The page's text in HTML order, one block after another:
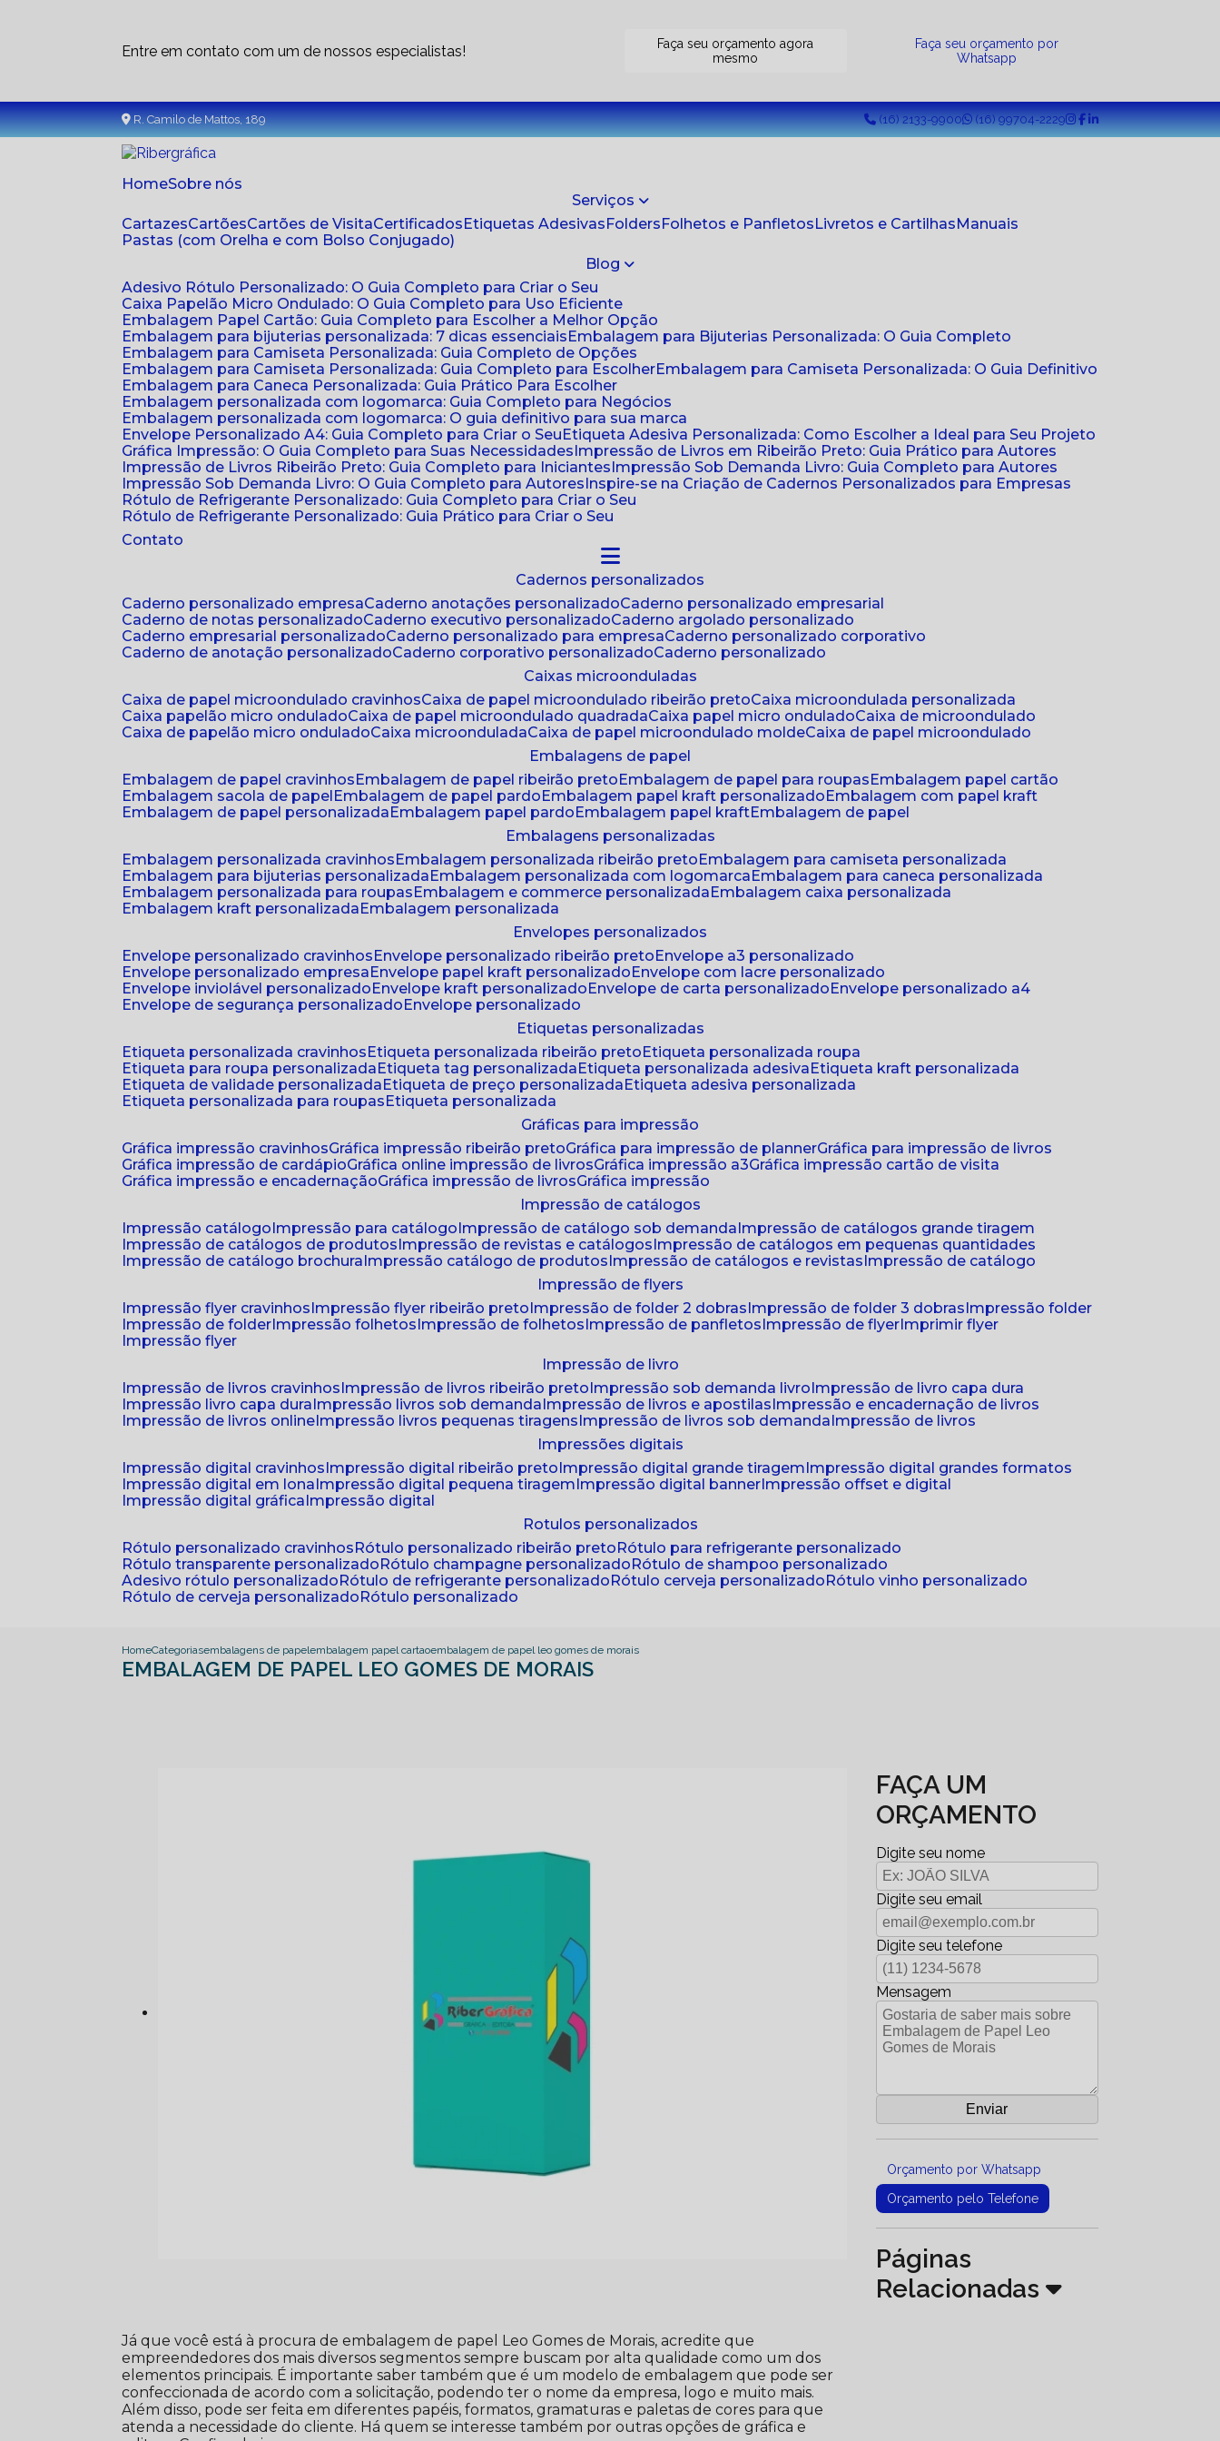
Entre em contato com um de nossos especialistas!
Faça seu orçamento agora
mesmo
Faça seu orçamento por
Whatsapp
R. Camilo de Mattos, 189 (16) 2133-9900 (16) 99704-2229
Home Sobre nós
Serviços
Cartazes
Cartões Cartões de Visita Certificados Etiquetas Adesivas Folders Folhetos e Panfletos Livretos e Cartilhas
Manuais
Pastas (com Orelha e com Bolso Conjugado)
Blog
Adesivo Rótulo Personalizado: O Guia Completo para Criar o Seu
Caixa Papelão Micro Ondulado: O Guia Completo para Uso Eficiente
Embalagem Papel Cartão: Guia Completo para Escolher a Melhor Opção
Embalagem para bijuterias personalizada: 7 dicas essenciais
Embalagem para Bijuterias Personalizada: O Guia Completo
Embalagem para Camiseta Personalizada: Guia Completo de Opções
Embalagem para Camiseta Personalizada: Guia Completo para Escolher
Embalagem para Camiseta Personalizada: O Guia Definitivo
Embalagem para Caneca Personalizada: Guia Prático Para Escolher
Embalagem personalizada com logomarca: Guia Completo para Negócios
Embalagem personalizada com logomarca: O guia definitivo para sua marca
Envelope Personalizado A4: Guia Completo para Criar o Seu
Etiqueta Adesiva Personalizada: Como Escolher a Ideal para Seu Projeto
Gráfica Impressão: O Guia Completo para Suas Necessidades Impressão de Livros em Ribeirão Preto: Guia Prático para Autores
Impressão de Livros Ribeirão Preto: Guia Completo para Iniciantes Impressão Sob Demanda Livro: Guia Completo para Autores
Impressão Sob Demanda Livro: O Guia Completo para Autores Inspire-se na Criação de Cadernos Personalizados para Empresas
Rótulo de Refrigerante Personalizado: Guia Completo para Criar o Seu
Rótulo de Refrigerante Personalizado: Guia Prático para Criar o Seu
Contato
cadernos personalizados
caderno personalizado empresa
caderno anotações personalizado
caderno personalizado empresarial
caderno de notas personalizado
caderno executivo personalizado
caderno argolado personalizado
caderno empresarial personalizado
caderno personalizado para empresa
caderno personalizado corporativo
caderno de anotação personalizado
caderno corporativo personalizado
caderno personalizado
caixas microonduladas
caixa de papel microondulado cravinhos
caixa de papel microondulado ribeirão preto
caixa microondulada personalizada
caixa papelão micro ondulado
caixa de papel microondulado quadrada caixa papel micro ondulado
caixa de microondulado
caixa de papelão micro ondulado
caixa microondulada caixa de papel microondulado molde
caixa de papel microondulado
embalagens de papel
embalagem de papel cravinhos
embalagem de papel ribeirão preto embalagem de papel para roupas
embalagem papel cartão
embalagem sacola de papel
embalagem de papel pardo embalagem papel kraft personalizado
embalagem com papel kraft
embalagem de papel personalizada
embalagem papel pardo embalagem papel kraft
embalagem de papel
embalagens personalizadas
embalagem personalizada cravinhos
embalagem personalizada ribeirão preto
embalagem para camiseta personalizada
embalagem para bijuterias personalizada
embalagem personalizada com logomarca
embalagem para caneca personalizada
embalagem personalizada para roupas
embalagem e commerce personalizada
embalagem caixa personalizada
embalagem kraft personalizada
embalagem personalizada
envelopes personalizados
envelope personalizado cravinhos
envelope personalizado ribeirão preto
envelope a3 personalizado
envelope personalizado empresa
envelope papel kraft personalizado
envelope com lacre personalizado
envelope inviolável personalizado
envelope kraft personalizado envelope de carta personalizado
envelope personalizado a4
envelope de segurança personalizado
envelope personalizado
etiquetas personalizadas
etiqueta personalizada cravinhos
etiqueta personalizada ribeirão preto
etiqueta personalizada roupa
etiqueta para roupa personalizada
etiqueta tag personalizada etiqueta personalizada adesiva
etiqueta kraft personalizada
etiqueta de validade personalizada
etiqueta de preço personalizada
etiqueta adesiva personalizada
etiqueta personalizada para roupas
etiqueta personalizada
gráficas para impressão
gráfica impressão cravinhos
gráfica impressão ribeirão preto gráfica para impressão de planner
gráfica para impressão de livros
gráfica impressão de cardápio
gráfica online impressão de livros gráfica impressão a3
gráfica impressão cartão de visita
gráfica impressão e encadernação
gráfica impressão de livros
gráfica impressão
impressão de catálogos
impressão catálogo impressão para catálogo impressão de catálogo sob demanda impressão de catálogos grande tiragem
impressão de catálogos de produtos impressão de revistas e catálogos impressão de catálogos em pequenas quantidades
impressão de catálogo brochura impressão catálogo de produtos impressão de catálogos e revistas impressão de catálogo
impressão de flyers
impressão flyer cravinhos impressão flyer ribeirão preto impressão de folder 2 dobras impressão de folder 3 dobras impressão folder
impressão de folder impressão folhetos impressão de folhetos impressão de panfletos impressão de flyer imprimir flyer
impressão flyer
impressão de livro
impressão de livros cravinhos impressão de livros ribeirão preto impressão sob demanda livro impressão de livro capa dura
impressão livro capa dura impressão livros sob demanda impressão de livros e apostilas impressão e encadernação de livros
impressão de livros online impressão livros pequenas tiragens impressão de livros sob demanda impressão de livros
impressões digitais
impressão digital cravinhos impressão digital ribeirão preto impressão digital grande tiragem impressão digital grandes formatos
impressão digital em lona impressão digital pequena tiragem impressão digital banner impressão offset e digital
impressão digital gráfica impressão digital
rotulos personalizados
rótulo personalizado cravinhos
rótulo personalizado ribeirão preto
rótulo para refrigerante personalizado
rótulo transparente personalizado
rótulo champagne personalizado
rótulo de shampoo personalizado
adesivo rótulo personalizado
rótulo de refrigerante personalizado rótulo cerveja personalizado
rótulo vinho personalizado
rótulo de cerveja personalizado
rótulo personalizado
HomeCategoriasembalagens de papelembalagem papel cartaoembalagem de papel leo gomes de morais
EMBALAGEM DE PAPEL LEO GOMES DE MORAIS
Já que você está à procura de embalagem de papel Leo Gomes de Morais, acredite que
empreendedores dos mais diversos segmentos sempre buscam por alta qualidade como um dos
elementos principais. É importante saber também que é um modelo de embalagem que pode ser
confeccionada de acordo com a solicitação, podendo ter o nome da empresa, logo e muito mais.
Além disso, pode ser feita em diferentes papéis, formatos, gramaturas e paletas de cores para que
atenda a necessidade do cliente. Há quem se interesse também por outras opções de gráfica e
FAÇA UM
ORÇAMENTO
Digite seu nome
Digite seu email
Digite seu telefone
Mensagem
Orçamento por Whatsapp
Orçamento pelo Telefone
Páginas
Relacionadas